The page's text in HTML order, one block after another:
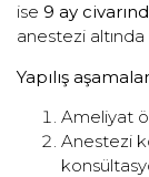
ise 9 ay
anestezi
Yapılış
Ameliyat
Anestezi